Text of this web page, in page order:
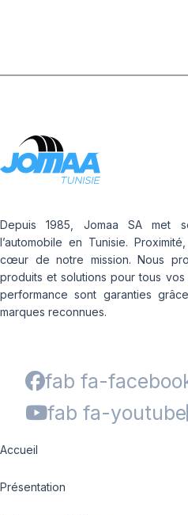
SW-101
Depuis 1985, Jomaa SA met
l’automobile en Tunisie.
cœur de notre mission. Nous
produits et solutions pour tous
performance sont garanties
marques reconnues.
fab fa-
fab fa-youtube
Accueil
Présentation